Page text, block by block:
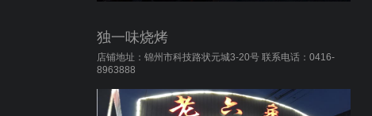
独一味烧烤
店铺地址：锦州市科技路状元城3-20号 联系电话：0416-
8963888